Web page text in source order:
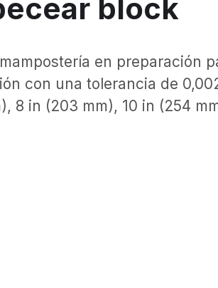
block
en preparación
con una tolerancia de
8 in (203 mm), 10 in (254